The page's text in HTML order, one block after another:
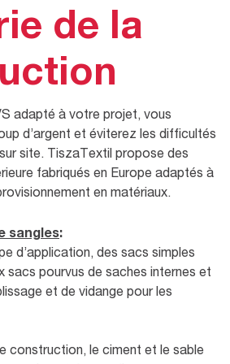
de la
adapté à votre projet, vous
d’argent et éviterez les difficultés
site. TiszaTextil propose des
fabriqués en Europe adaptés à
en matériaux.
sangles:
d’application, des sacs simples
sacs pourvus de saches internes et
et de vidange pour les
construction, le ciment et le sable